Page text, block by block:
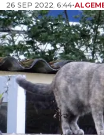
26 SEP 2022, 6:44•